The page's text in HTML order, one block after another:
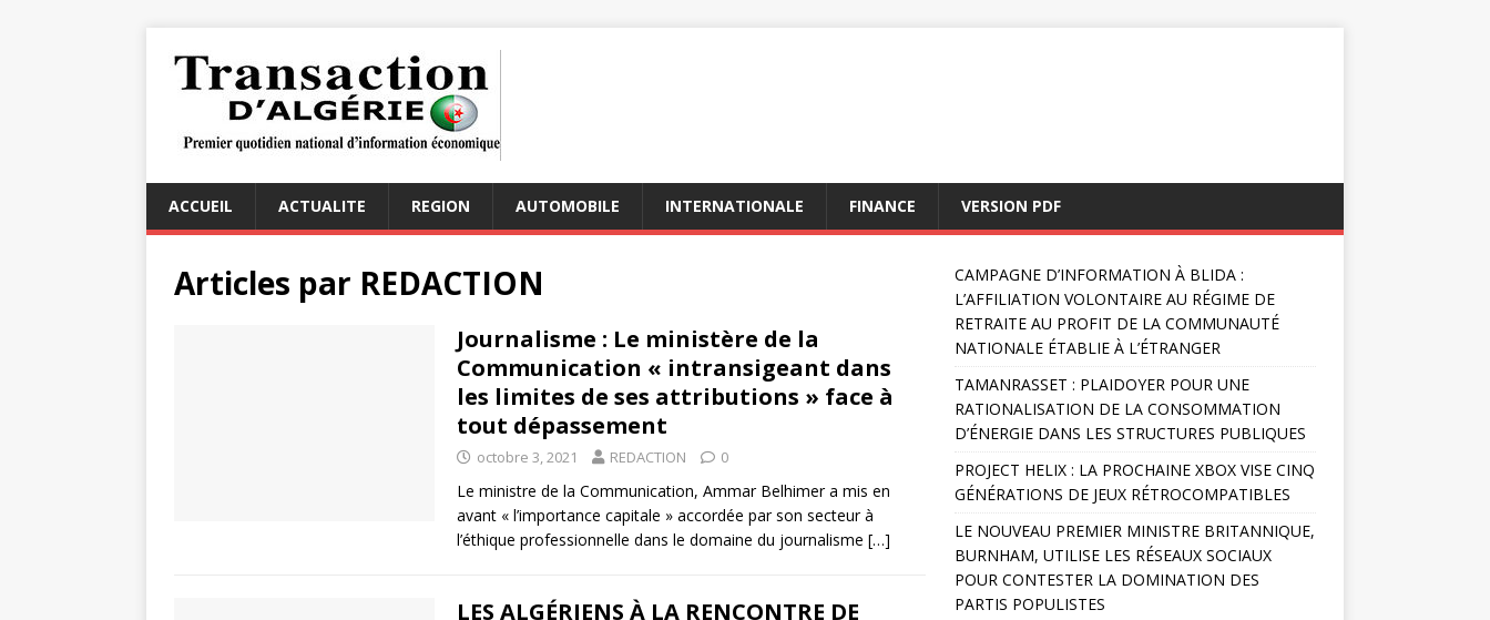
ACCUEIL ACTUALITE REGION AUTOMOBILE INTERNATIONALE FINANCE VERSION PDF
Articles par REDACTION
Journalisme : Le ministère de la
Communication « intransigeant dans
les limites de ses attributions » face à
tout dépassement
octobre 3, 2021 REDACTION 0
Le ministre de la Communication, Ammar Belhimer a mis en
avant « l’importance capitale » accordée par son secteur à
l’éthique professionnelle dans le domaine du journalisme […]
LES ALGÉRIENS À LA RENCONTRE DE
CAMPAGNE D’INFORMATION À BLIDA :
L’AFFILIATION VOLONTAIRE AU RÉGIME DE
RETRAITE AU PROFIT DE LA COMMUNAUTÉ
NATIONALE ÉTABLIE À L’ÉTRANGER
TAMANRASSET : PLAIDOYER POUR UNE
RATIONALISATION DE LA CONSOMMATION
D’ÉNERGIE DANS LES STRUCTURES PUBLIQUES
PROJECT HELIX : LA PROCHAINE XBOX VISE CINQ
GÉNÉRATIONS DE JEUX RÉTROCOMPATIBLES
LE NOUVEAU PREMIER MINISTRE BRITANNIQUE,
BURNHAM, UTILISE LES RÉSEAUX SOCIAUX
POUR CONTESTER LA DOMINATION DES
PARTIS POPULISTES